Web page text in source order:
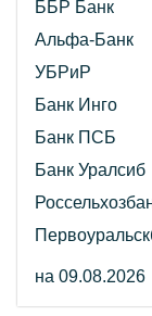
ББР Банк
Альфа-Банк
УБРиР
Банк Инго
Банк ПСБ
Банк Уралсиб
на 09.08.2026